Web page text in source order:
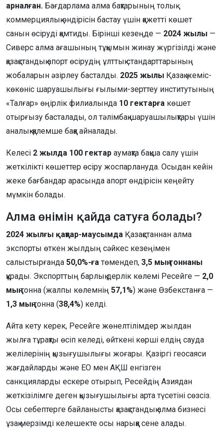
арналған. Бағдарлама алма бақтарының толық
коммерциялық өндірісін бастау үшін қажетті көшет
санын өсіруді қамтиды. Бірінші кезеңде — 2024 жылы —
Сиверс алма ағашының тұқымын жинау жүргізілді және
қазақстандық апорт өсірудің ұлттық стандарттарының
жобаларын әзірлеу басталды. 2025 жылы Қазақ жеміс-
көкөніс шаруашылығы ғылыми-зерттеу институтының
«Талғар» өңірлік филиалында 10 гектарға көшет
отырғызу басталады, ол тәлімбақ шаруашылықтары үшін
аналық-қалемше баққа айналады.
Келесі 2 жылда 100 гектар аумақта бақша салу үшін
жеткілікті көшеттер өсіру жоспарлануда. Осыдан кейін
жеке бағбандар арасында апорт өндірісін кеңейту
мүмкін болады.
Алма өнімін қайда сатуға болады?
2024 жылғы қаңтар-маусымда Қазақстаннан алма
экспорты өткен жылдың сәйкес кезеңімен
салыстырғанда 50,0%-ға төмендеп, 3,5 мың тоннаны
құрады. Экспорттың барлық дерлік көлемі Ресейге — 2,0
мыңтонна (жалпы көлемнің 57,1%) және Өзбекстанға —
1,3 мыңтонна (38,4%) келді.
Айта кету керек, Ресейге жөнелтілімдер жылдан
жылға тұрақты өсіп келеді, өйткені көрші елдің сауда
желілерінің қызығушылығы жоғары. Қазіргі геосаяси
жағдайларды және ЕО мен АҚШ енгізген
санкцияларды ескере отырып, Ресейдің Азиядан
жеткізілімге деген қызығушылығы арта түсетіні сөзсіз.
Осы себептерге байланысты қазақстандық алма бизнесі
ұзақ мерзімді келешекте осы нарыққа сене алады.